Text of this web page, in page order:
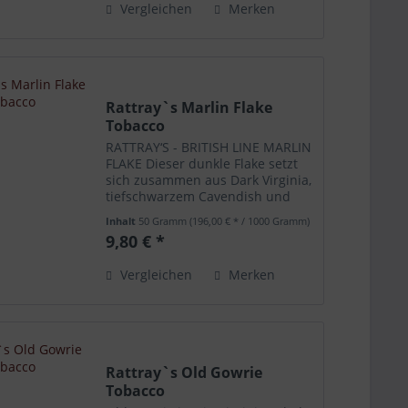
Geschmack...
Vergleichen Merken
Rattray`s Marlin Flake
Tobacco
RATTRAY‘S - BRITISH LINE MARLIN
FLAKE Dieser dunkle Flake setzt
sich zusammen aus Dark Virginia,
tiefschwarzem Cavendish und
Inhalt 50 Gramm(196,00 € * / 1000 Gramm)
9,80 € *
Vergleichen Merken
Rattray`s Old Gowrie
Tobacco